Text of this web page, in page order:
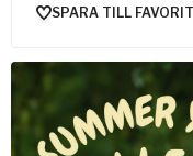
SPARA TILL